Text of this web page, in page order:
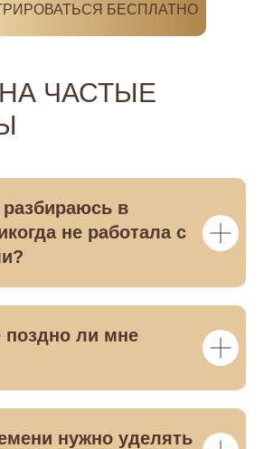
БЕСПЛАТНО
ЧАСТЫЕ
в
не работала с
поздно ли мне
нужно уделять